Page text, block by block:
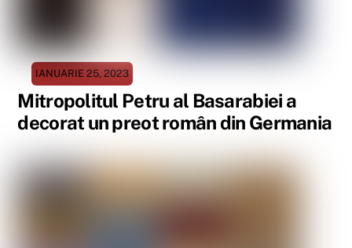
IANUARIE 25, 2023
Mitropolitul Petru al Basarabiei a
decorat un preot român din Germania